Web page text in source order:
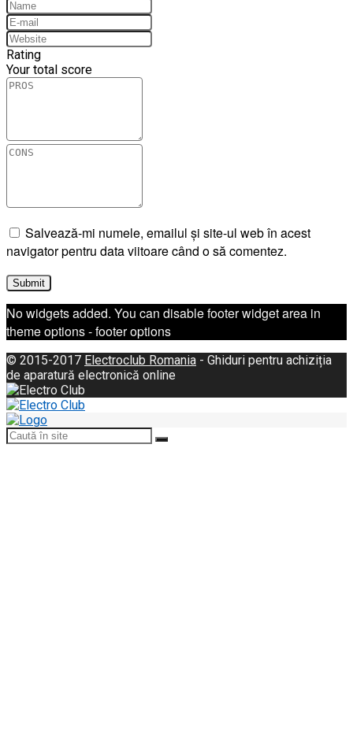
Rating
Your total score
Salvează-mi numele, emailul și site-ul web în acest
navigator pentru data viitoare când o să comentez.
No widgets added. You can disable footer widget area in
theme options - footer options
© 2015-2017 Electroclub Romania - Ghiduri pentru achiziția
de aparatură electronică online